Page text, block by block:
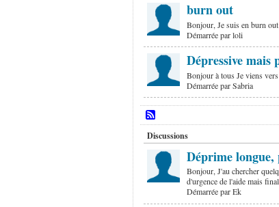
burn out
Bonjour, Je suis en burn
Démarrée par loli
Dépressive mais
Bonjour à tous Je viens
Démarrée par Sabria
Discussions
Déprime
Bonjour, J'au chercher
d'urgence de l'aide mais
Démarrée par Ek